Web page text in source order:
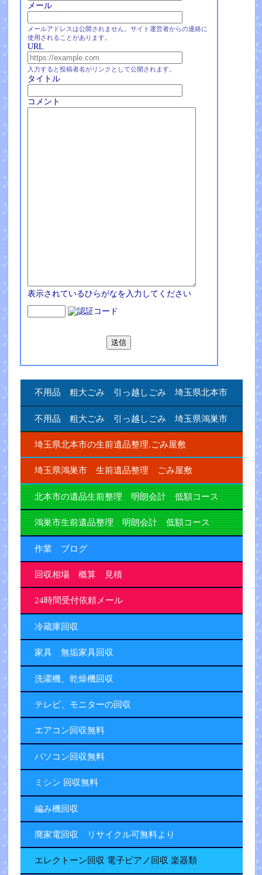
メール
メールアドレスは公開されません。サイト運営者からの連絡に
使用されることがあります。
URL
入力すると投稿者名がリンクとして公開されます。
タイトル
コメント
表示されているひらがなを入力してください
不用品 粗大ごみ 引っ越しごみ 埼玉県北本市
不用品 粗大ごみ 引っ越しごみ 埼玉県鴻巣市
埼玉県北本市の生前遺品整理.ごみ屋敷
埼玉県鴻巣市 生前遺品整理 ごみ屋敷
北本市の遺品生前整理 明朗会計 低額コース
鴻巣市生前遺品整理 明朗会計 低額コース
作業 ブログ
回収相場 概算 見積
24時間受付依頼メール
冷蔵庫回収
家具 無垢家具回収
洗濯機、乾燥機回収
テレビ、モニターの回収
エアコン回収無料
パソコン回収無料
ミシン 回収無料
編み機回収
廃家電回収 リサイクル可無料より
エレクトーン回収 電子ピアノ回収 楽器類